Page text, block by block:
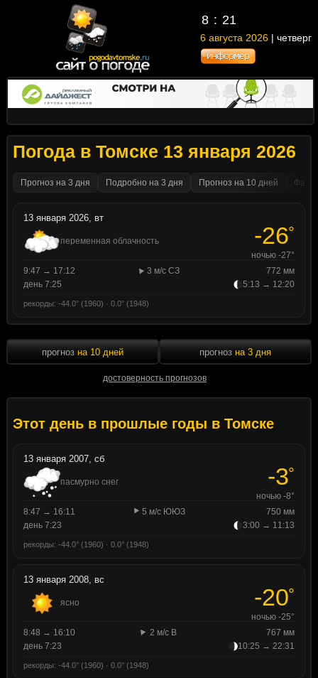
8 : 21
6 августа 2026 | четверг
Погода в Томске 13 января 2026
Прогноз на 3 дня Подробно на 3 дня Прогноз на 10 дней
13 января 2026, вт
переменная облачность -26°
ночью -27°
9:47 → 17:12
3 м/с СЗ
772 мм
день 7:25
5:13 → 12:20
рекорды: -44.0° (1960) · 0.0° (1948)
прогноз на 10 дней
достоверность прогнозов
прогноз на 3 дня
Этот день в прошлые годы в Томске
13 января 2007, сб
пасмурно снег -3°
ночью -8°
8:47 → 16:11
5 м/с ЮЮЗ
750 мм
день 7:23
3:00 → 11:13
рекорды: -44.0° (1960) · 0.0° (1948)
13 января 2008, вс
ясно -20°
ночью -25°
8:48 → 16:10
2 м/с В
767 мм
день 7:23
10:25 → 22:31
рекорды: -44.0° (1960) · 0.0° (1948)